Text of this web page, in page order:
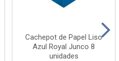
Cachepot de Papel Liso
Azul Royal Junco 8
unidades